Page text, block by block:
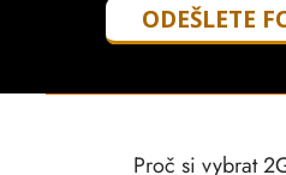
ODEŠLETE
Proč si vybrat